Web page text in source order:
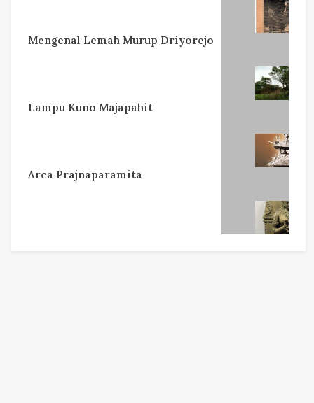
Mengenal Lemah Murup Driyorejo
Lampu Kuno Majapahit
Arca Prajnaparamita